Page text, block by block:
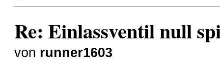
Re: Einlassventil null
von runner1603